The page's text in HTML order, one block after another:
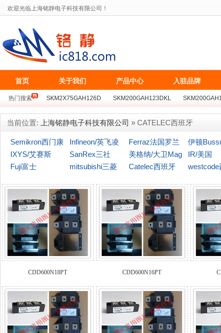
欢迎光临上海铭静电子科技有限公司！
首页 关于我们 产品中心 入驻品牌
热门搜索 SKM2X75GAH126D SKM200GAH123DKL
当前位置: 上海铭静电子科技有限公司 » CATELEC西班牙
Semikron西门康 Infineon/英飞凌 Ferraz法国罗兰
伊顿
(博仕曼)
IXYS/艾赛斯 SanRex三社
美格纳/大卫Mag
naChip
IR/美国
Fuji富士
mitsubishi三菱 Catelec西班牙 westcode
CDD600N18PT CDD600N16PT